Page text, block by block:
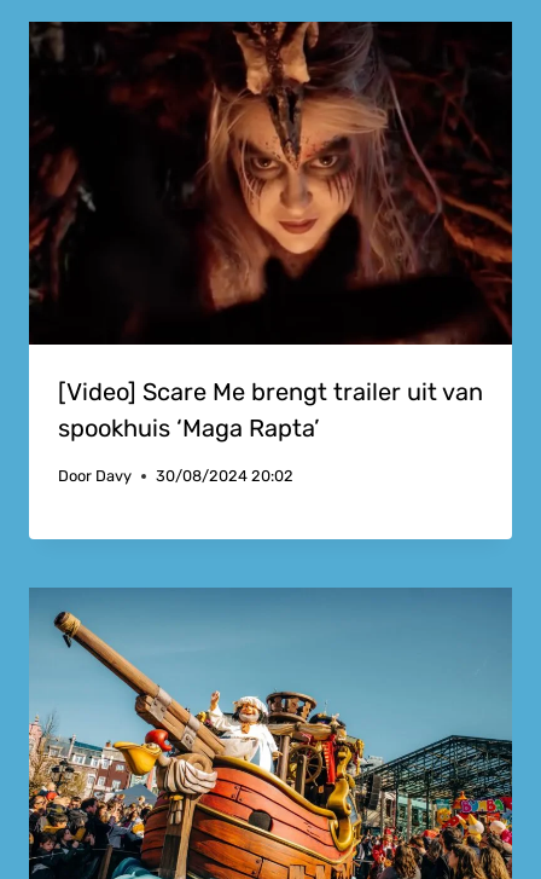
[Video] Scare Me brengt trailer uit van
spookhuis ‘Maga Rapta’
Door Davy 30/08/2024 20:02